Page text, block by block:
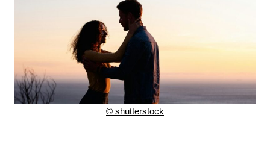
© shutterstock